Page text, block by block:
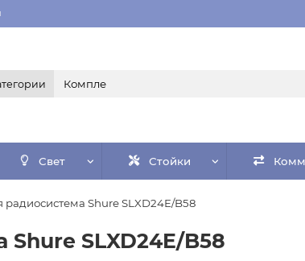
Свет Стойки
радиосистема Shure SLXD24E/B58
SLXD24E/B58